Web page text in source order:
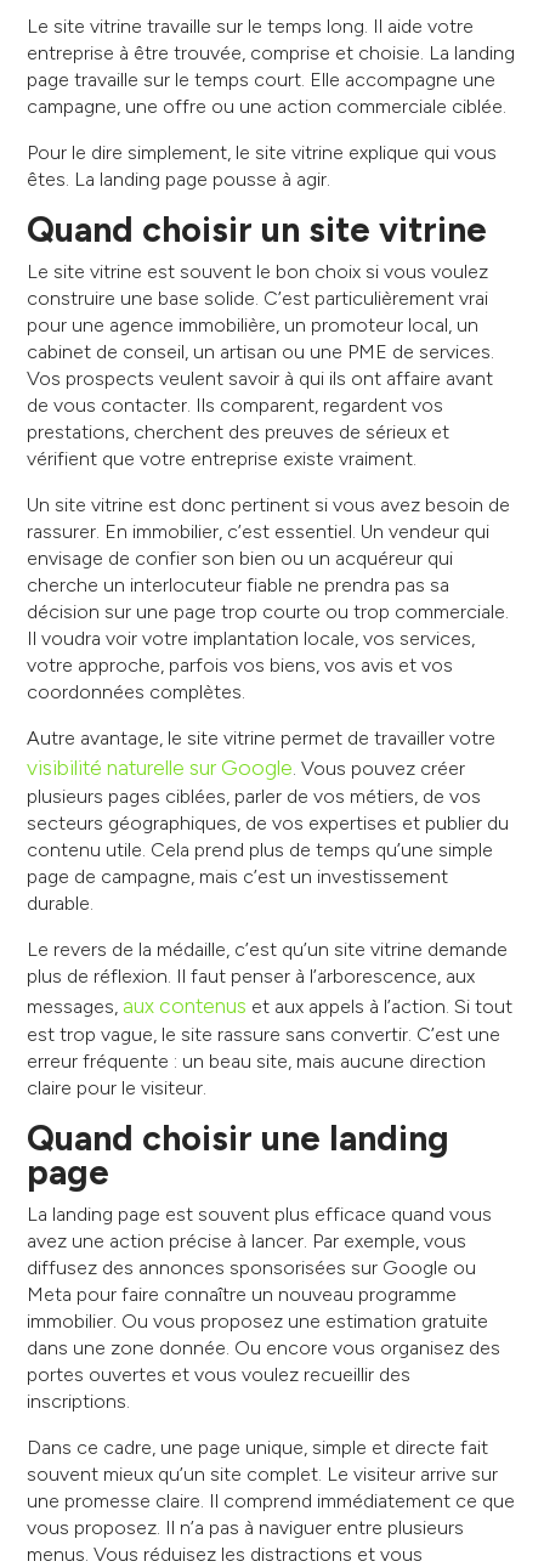
Le site vitrine travaille sur le temps long. Il aide votre
entreprise à être trouvée, comprise et choisie. La landing
page travaille sur le temps court. Elle accompagne une
campagne, une offre ou une action commerciale ciblée.
Pour le dire simplement, le site vitrine explique qui vous
êtes. La landing page pousse à agir.
Quand choisir un site vitrine
Le site vitrine est souvent le bon choix si vous voulez
construire une base solide. C’est particulièrement vrai
pour une agence immobilière, un promoteur local, un
cabinet de conseil, un artisan ou une PME de services.
Vos prospects veulent savoir à qui ils ont affaire avant
de vous contacter. Ils comparent, regardent vos
prestations, cherchent des preuves de sérieux et
vérifient que votre entreprise existe vraiment.
Un site vitrine est donc pertinent si vous avez besoin de
rassurer. En immobilier, c’est essentiel. Un vendeur qui
envisage de confier son bien ou un acquéreur qui
cherche un interlocuteur fiable ne prendra pas sa
décision sur une page trop courte ou trop commerciale.
Il voudra voir votre implantation locale, vos services,
votre approche, parfois vos biens, vos avis et vos
coordonnées complètes.
Autre avantage, le site vitrine permet de travailler votre
visibilité naturelle sur Google . Vous pouvez créer
plusieurs pages ciblées, parler de vos métiers, de vos
secteurs géographiques, de vos expertises et publier du
contenu utile. Cela prend plus de temps qu’une simple
page de campagne, mais c’est un investissement
durable.
Le revers de la médaille, c’est qu’un site vitrine demande
plus de réflexion. Il faut penser à l’arborescence, aux
messages, aux contenus et aux appels à l’action. Si tout
est trop vague, le site rassure sans convertir. C’est une
erreur fréquente : un beau site, mais aucune direction
claire pour le visiteur.
Quand choisir une landing
page
La landing page est souvent plus efficace quand vous
avez une action précise à lancer. Par exemple, vous
diffusez des annonces sponsorisées sur Google ou
Meta pour faire connaître un nouveau programme
immobilier. Ou vous proposez une estimation gratuite
dans une zone donnée. Ou encore vous organisez des
portes ouvertes et vous voulez recueillir des
inscriptions.
Dans ce cadre, une page unique, simple et directe fait
souvent mieux qu’un site complet. Le visiteur arrive sur
une promesse claire. Il comprend immédiatement ce que
vous proposez. Il n’a pas à naviguer entre plusieurs
menus. Vous réduisez les distractions et vous